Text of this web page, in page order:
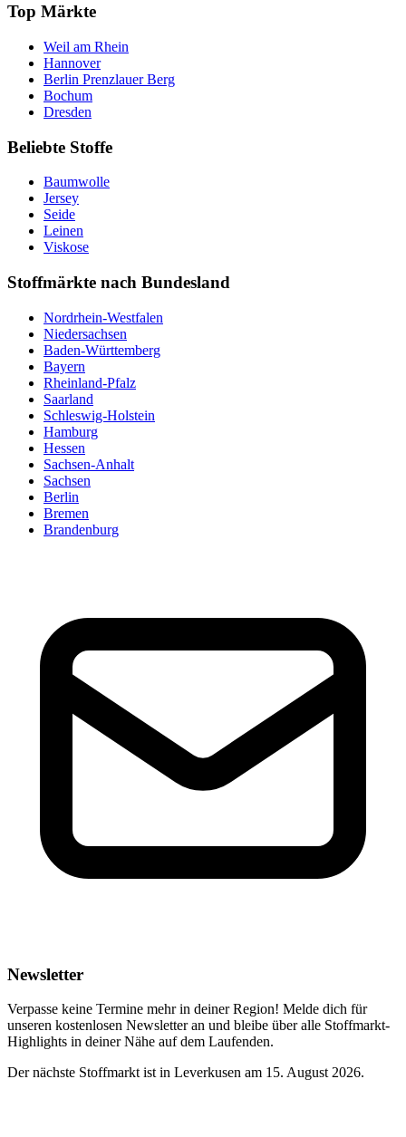
Top Märkte
Weil am Rhein
Hannover
Berlin Prenzlauer Berg
Bochum
Dresden
Beliebte Stoffe
Baumwolle
Jersey
Seide
Leinen
Viskose
Stoffmärkte nach Bundesland
Nordrhein-Westfalen
Niedersachsen
Baden-Württemberg
Bayern
Rheinland-Pfalz
Saarland
Schleswig-Holstein
Hamburg
Hessen
Sachsen-Anhalt
Sachsen
Berlin
Bremen
Brandenburg
Newsletter
Verpasse keine Termine mehr in deiner Region! Melde dich für
unseren kostenlosen Newsletter an und bleibe über alle Stoffmarkt-
Highlights in deiner Nähe auf dem Laufenden.
Der nächste Stoffmarkt ist in Leverkusen am 15. August 2026.